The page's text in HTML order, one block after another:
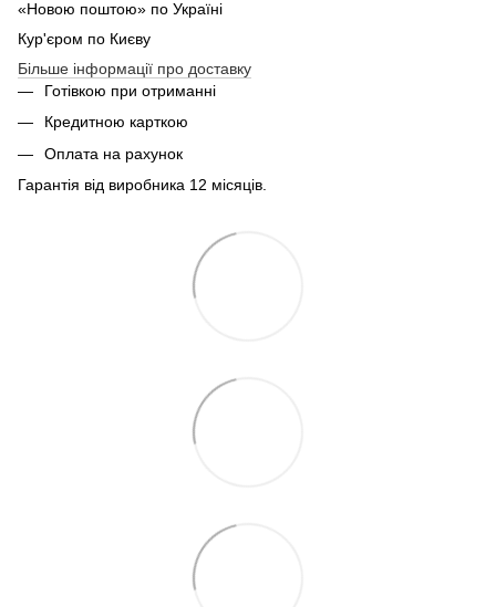
«Новою поштою» по Україні
Кур'єром по Києву
Більше інформації про доставку
Готівкою при отриманні
Кредитною карткою
Оплата на рахунок
Гарантія від виробника 12 місяців.